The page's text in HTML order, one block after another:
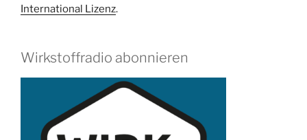
International Lizenz.
Wirkstoffradio abonnieren